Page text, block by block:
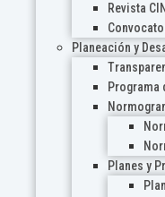
Revista
Planeación y
Programa
Planes y